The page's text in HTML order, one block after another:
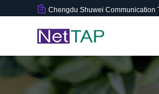
Chengdu Shuwei Communication